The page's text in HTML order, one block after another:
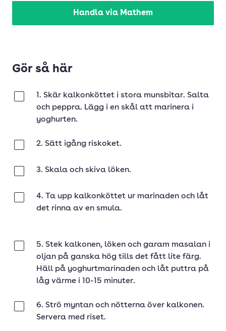
Handla via Mathem
Gör så här
1. Skär kalkonköttet i stora munsbitar. Salta
och peppra. Lägg i en skål att marinera i
yoghurten.
2. Sätt igång riskoket.
3. Skala och skiva löken.
4. Ta upp kalkonköttet ur marinaden och låt
det rinna av en smula.
5. Stek kalkonen, löken och garam masalan i
oljan på ganska hög tills det fått lite färg.
Häll på yoghurtmarinaden och låt puttra på
låg värme i 10-15 minuter.
6. Strö myntan och nötterna över kalkonen.
Servera med riset.